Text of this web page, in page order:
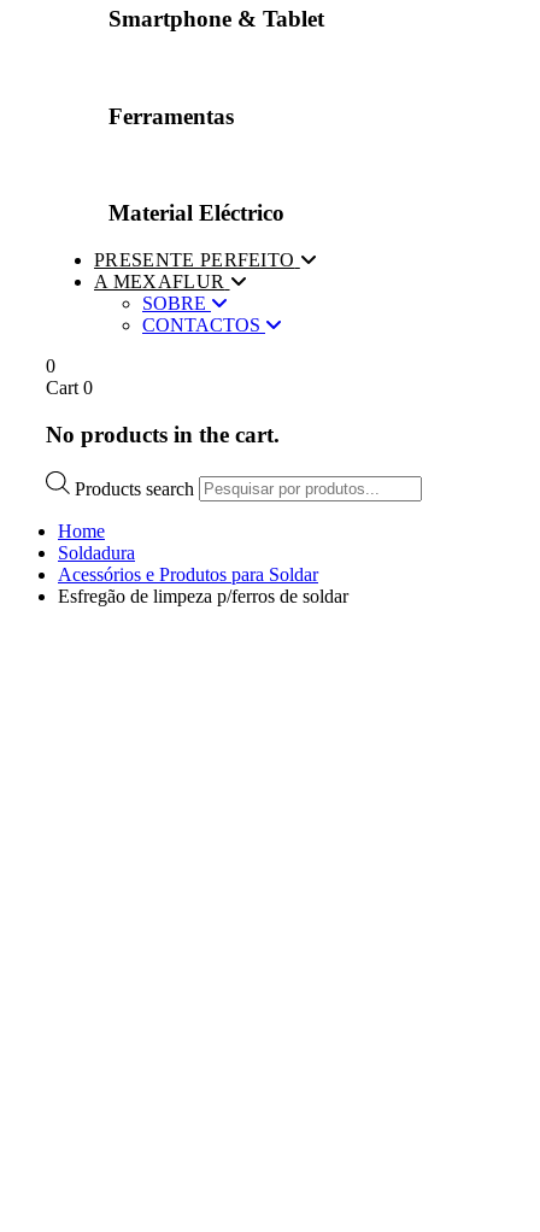
Smartphone & Tablet
Ferramentas
Material Eléctrico
PRESENTE PERFEITO
A MEXAFLUR
SOBRE
CONTACTOS
0
Cart 0
No products in the cart.
Products search
Home
Soldadura
Acessórios e Produtos para Soldar
Esfregão de limpeza p/ferros de soldar